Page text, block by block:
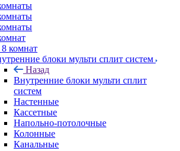
8 комнат
блоки мульти сплит систем
Назад
Внутренние блоки мульти сплит
систем
Настенные
Кассетные
Напольно-потолочные
Колонные
Канальные